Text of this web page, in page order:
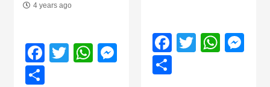
4 years ago
Facebook
TwitterWhatsApp
Messenger
Facebook
Twitter
Share